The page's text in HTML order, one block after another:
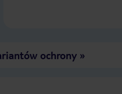
ochrony»